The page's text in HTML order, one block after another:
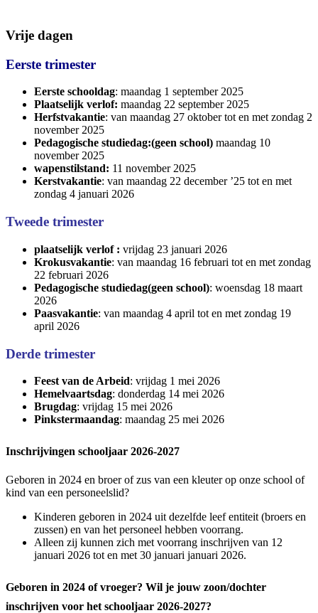
Vrije dagen
Eerste trimester
Eerste schooldag: maandag 1 september 2025
Plaatselijk verlof: maandag 22 september 2025
Herfstvakantie: van maandag 27 oktober tot en met zondag 2
november 2025
Pedagogische studiedag:(geen school) maandag 10
november 2025
wapenstilstand: 11 november 2025
Kerstvakantie: van maandag 22 december ’25 tot en met
zondag 4 januari 2026
Tweede trimester
plaatselijk verlof : vrijdag 23 januari 2026
Krokusvakantie: van maandag 16 februari tot en met zondag
22 februari 2026
Pedagogische studiedag(geen school): woensdag 18 maart
2026
Paasvakantie: van maandag 4 april tot en met zondag 19
april 2026
Derde trimester
Feest van de Arbeid: vrijdag 1 mei 2026
Hemelvaartsdag: donderdag 14 mei 2026
Brugdag: vrijdag 15 mei 2026
Pinkstermaandag: maandag 25 mei 2026
Inschrijvingen schooljaar 2026-2027
Geboren in 2024 en broer of zus van een kleuter op onze school of
kind van een personeelslid?
Kinderen geboren in 2024 uit dezelfde leef entiteit (broers en
zussen) en van het personeel hebben voorrang.
Alleen zij kunnen zich met voorrang inschrijven van 12
januari 2026 tot en met 30 januari januari 2026.
Geboren in 2024 of vroeger? Wil je jouw zoon/dochter
inschrijven voor het schooljaar 2026-2027?